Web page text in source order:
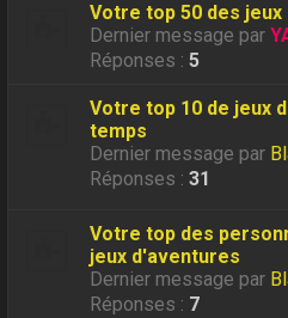
Votre top 50 des
Dernier message par
Réponses :5
Votre top 10 de jeux
temps
Dernier message par
Réponses :31
Votre top des
jeux d'aventures
Dernier message par
Réponses : 7